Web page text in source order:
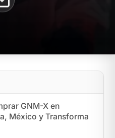
GNM-X en
México y Transforma